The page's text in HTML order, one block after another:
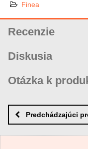
Finea
Recenzie
Diskusia
Zatiaľ nie sú žiadne
Nový komentár
Otázka k
MENOPredchádzajúci